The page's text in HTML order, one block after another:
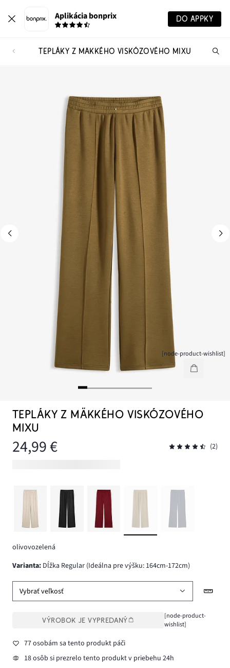
Aplikácia bonprix DO APPKY
TEPLÁKY Z MÄKKÉHO VISKÓZOVÉHO MIXU
[node-product-wishlist]
TEPLÁKY Z MÄKKÉHO VISKÓZOVÉHO
MIXU
24,99 € (2)
olivovozelená
varianta: Dĺžka Regular (Ideálna pre výšku: 164cm-172cm)
Vybrať veľkosť
VÝROBOK JE VYPREDANÝ
[node-product-
wishlist]
77 osobám sa tento produkt páči
18 osôb si prezrelo tento produkt v priebehu 24h